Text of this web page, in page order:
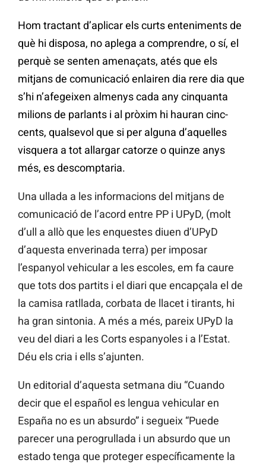
Hom tractant d’aplicar els curts enteniments de
què hi disposa, no aplega a comprendre, o sí, el
perquè se senten amenaçats, atés que els
mitjans de comunicació enlairen dia rere dia que
s’hi n’afegeixen almenys cada any cinquanta
milions de parlants i al pròxim hi hauran cinc-
cents, qualsevol que si per alguna d’aquelles
visquera a tot allargar catorze o quinze anys
més, es descomptaria.
Una ullada a les informacions del mitjans de
comunicació de l’acord entre PP i UPyD, (molt
d’ull a allò que les enquestes diuen d’UPyD
d’aquesta enverinada terra) per imposar
l’espanyol vehicular a les escoles, em fa caure
que tots dos partits i el diari que encapçala el de
la camisa ratllada, corbata de llacet i tirants, hi
ha gran sintonia. A més a més, pareix UPyD la
veu del diari a les Corts espanyoles i a l’Estat.
Déu els cria i ells s’ajunten.
Un editorial d’aquesta setmana diu “Cuando
decir que el español es lengua vehicular en
España no es un absurdo” i segueix “Puede
parecer una perogrullada i un absurdo que un
estado tenga que proteger específicamente la